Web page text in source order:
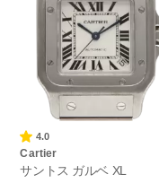
4.0
Cartier
サントス ガルベ XL